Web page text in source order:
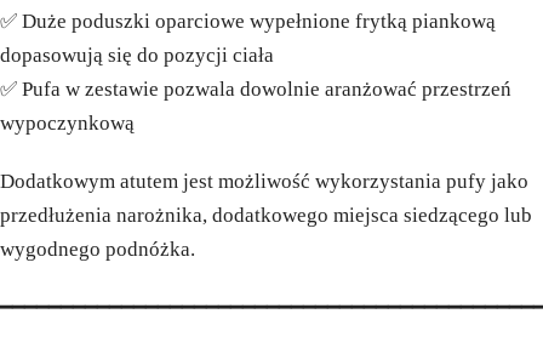
✅ Duże poduszki oparciowe wypełnione frytką piankową
dopasowują się do pozycji ciała
✅ Pufa w zestawie pozwala dowolnie aranżować przestrzeń
wypoczynkową
Dodatkowym atutem jest możliwość wykorzystania pufy jako
przedłużenia narożnika, dodatkowego miejsca siedzącego lub
wygodnego podnóżka.